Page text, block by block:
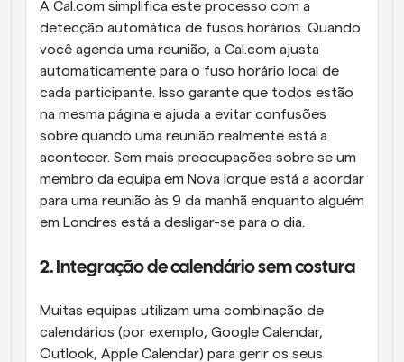
A Cal.com simplifica este processo com a
detecção automática de fusos horários. Quando
você agenda uma reunião, a Cal.com ajusta
automaticamente para o fuso horário local de
cada participante. Isso garante que todos estão
na mesma página e ajuda a evitar confusões
sobre quando uma reunião realmente está a
acontecer. Sem mais preocupações sobre se um
membro da equipa em Nova Iorque está a acordar
para uma reunião às 9 da manhã enquanto alguém
em Londres está a desligar-se para o dia.
2. Integração de calendário sem costura
Muitas equipas utilizam uma combinação de
calendários (por exemplo, Google Calendar,
Outlook, Apple Calendar) para gerir os seus